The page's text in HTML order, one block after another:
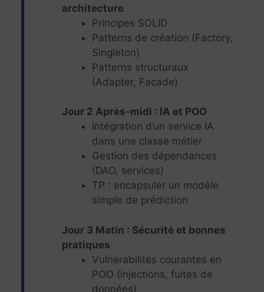
architecture
Principes SOLID
Patterns de création (Factory,
Singleton)
Patterns structuraux
(Adapter, Facade)
Jour 2 Après-midi : IA et POO
Intégration d’un service IA
dans une classe métier
Gestion des dépendances
(DAO, services)
TP : encapsuler un modèle
simple de prédiction
Jour 3 Matin : Sécurité et bonnes
pratiques
Vulnérabilités courantes en
POO (injections, fuites de
données)